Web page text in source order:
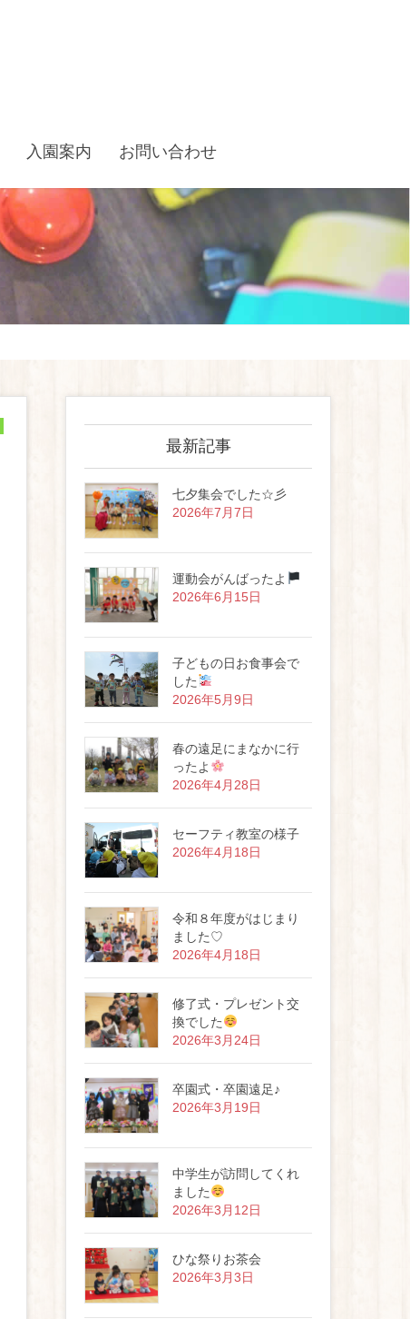
入園案内 お問い合わせ
最新記事
七夕集会でした☆彡
2026年7月7日
運動会がんばったよ
2026年6月15日
子どもの日お食事会で
した
2026年5月9日
春の遠足にまなかに行
ったよ
2026年4月28日
セーフティ教室の様子
2026年4月18日
令和８年度がはじまり
ました♡
2026年4月18日
修了式・プレゼント交
換でした
2026年3月24日
卒園式・卒園遠足♪
2026年3月19日
中学生が訪問してくれ
ました
2026年3月12日
ひな祭りお茶会
2026年3月3日